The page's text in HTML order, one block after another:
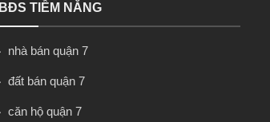
BĐS TIỀM NĂNG
nhà bán quận 7
đất bán quận 7
căn hộ quận 7